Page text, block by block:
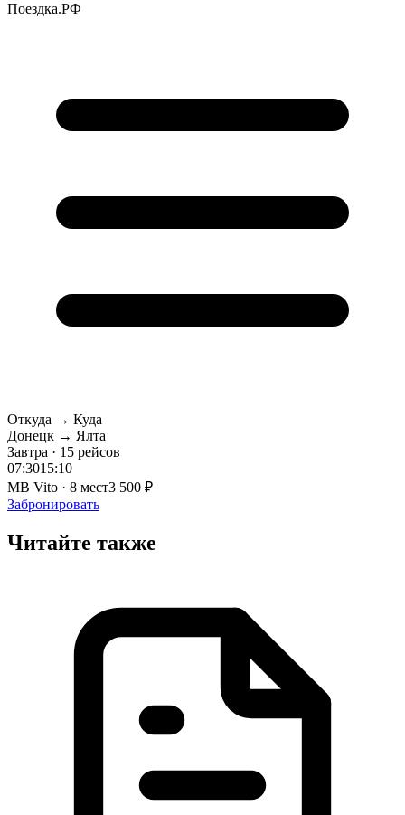
Поездка.РФ
Откуда → Куда
Донецк → Ялта
Завтра · 15 рейсов
07:3015:10
MB Vito · 8 мест3 500 ₽
Забронировать
Читайте также